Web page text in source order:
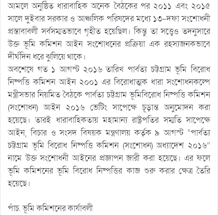
আমলে অনুষ্ঠিত ধারাবাহিক অনেক বৈঠকের পর ২০১১ এবং ২০১৫
সালে দুইবার সরকার ও আঞ্চলিক পরিষদের মধ্যে ১৩-দফা সংশোধনী
প্রস্তাবাবলী সর্বসম্মতভাবে গৃহীত হয়েছিল। কিন্তু তা সত্ত্বেও তদনুসারে
উক্ত ভূমি কমিশন আইন সংশোধনের প্রক্রিয়া এক রহস্যজনকভাবে
দীর্ঘদিন ধরে ঝুলিয়ে থাকে।
অবশেষে গত ১ আগস্ট ২০১৬ তারিখ পার্বত্য চট্টগ্রাম ভূমি বিরোধ
নিষ্পত্তি কমিশন আইন ২০০১ এর বিরোধাত্মক ধারা সংশোধনকল্পে
মন্ত্রীসভার নিয়মিত বৈঠকে পার্বত্য চট্টগ্রাম ভূমিবিরোধ নিষ্পত্তি কমিশন
(সংশোধন) আইন ২০১৬ ভেটিং সাপেক্ষে চূড়ান্ত অনুমোদন করা
হয়েছে। তারই ধারাবাহিকতায় মহামান্য রাষ্ট্রপতির সম্মতি সাপেক্ষে
আইন, বিচার ও সংসদ বিষয়ক মন্ত্রণালয় কর্তৃক ৯ আগস্ট “পার্বত্য
চট্টগ্রাম ভূমি বিরোধ নিষ্পত্তি কমিশন (সংশোধন) অধ্যাদেশ ২০১৬”
নামে উক্ত সংশোধনী আইনের প্রজ্ঞাপন জারী করা হয়েছে। এর ফলে
ভূমি কমিশনের ভূমি বিরোধ নিষ্পত্তির কাজ শুরু করার ক্ষেত্র তৈরি
হয়েছে।
পাঁচ. ভূমি কমিশনের কার্যাবলী